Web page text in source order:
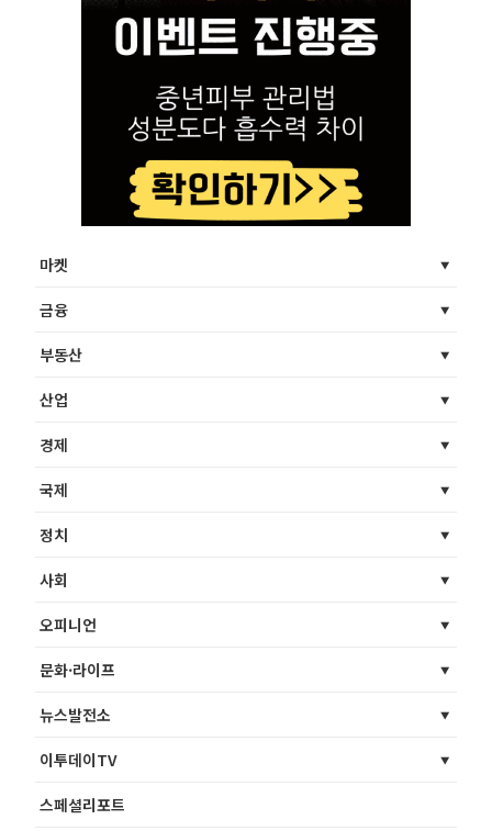
마켓
금융
부동산
산업
경제
국제
정치
사회
오피니언
문화·라이프
뉴스발전소
이투데이TV
스페셜리포트